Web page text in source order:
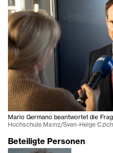
Mario Germano beantwortet die
Hochschule Mainz/Sven-Helge
Beteiligte Personen